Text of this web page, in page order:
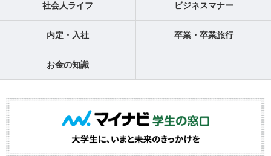
社会人ライフ ビジネスマナー
内定・入社 卒業・卒業旅行
お金の知識